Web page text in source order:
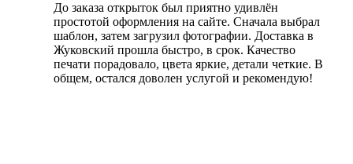
До заказа открыток был приятно удивлён
простотой оформления на сайте. Сначала выбрал
шаблон, затем загрузил фотографии. Доставка в
Жуковский прошла быстро, в срок. Качество
печати порадовало, цвета яркие, детали четкие. В
общем, остался доволен услугой и рекомендую!